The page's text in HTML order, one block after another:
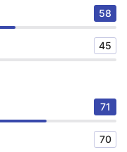
58
45
71
70